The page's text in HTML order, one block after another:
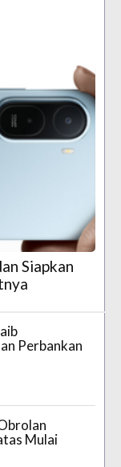
Siapkan
Perbankan
Mulai